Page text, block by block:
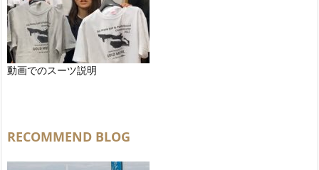
動画でのスーツ説明
RECOMMEND BLOG